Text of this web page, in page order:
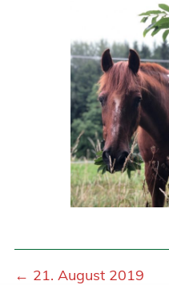
← 21. August 2019